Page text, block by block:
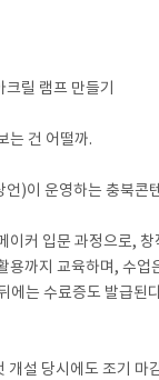
릴 램프 만들기
는 건 어떨까.
)이 운영하는 충북콘
커 입문 과정으로,
용까지 교육하며,
에는 수료증도 발급
설 당시에도 조기